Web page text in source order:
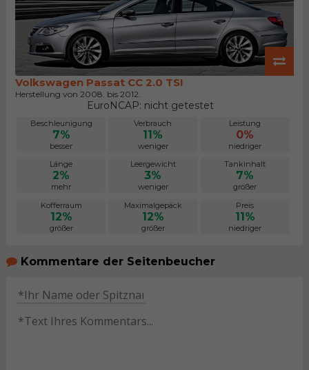
Volkswagen Passat CC 2.0 TSI
Herstellung von 2008. bis 2012.
EuroNCAP: nicht getestet
Beschleunigung
7%
besser
Verbrauch
11%
weniger
Leistung
0%
niedriger
Länge
2%
mehr
Leergewicht
3%
weniger
Tankinhalt
7%
größer
Kofferraum
12%
größer
Maximalgepäck
12%
größer
Preis
11%
niedriger
Kommentare der Seitenbeucher